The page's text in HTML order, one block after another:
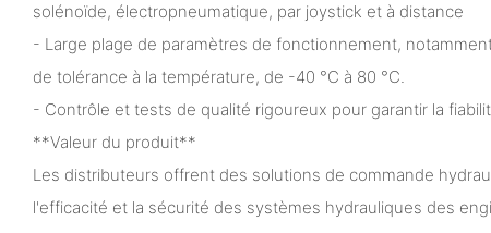
solénoïde, électropneumatique, par joystick et à distance
- Large plage de paramètres de fonctionnement,
de tolérance à la température, de -40 °C à 80 °C.
- Contrôle et tests de qualité rigoureux pour garantir la
**Valeur du produit**
Les distributeurs offrent des solutions de commande
l'efficacité et la sécurité des systèmes hydrauliques des